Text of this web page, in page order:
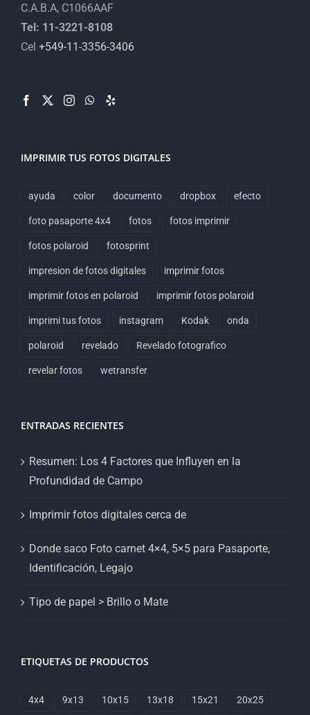
C.A.B.A, C1066AAF
Tel: 11-3221-8108
Cel +549-11-3356-3406
IMPRIMIR TUS FOTOS DIGITALES
ayuda color documento dropbox efecto
foto pasaporte 4x4 fotos fotos imprimir
fotos polaroid fotosprint
impresion de fotos digitales imprimir fotos
imprimir fotos en polaroid imprimir fotos polaroid
imprimi tus fotos instagram Kodak onda
polaroid revelado Revelado fotografico
revelar fotos wetransfer
ENTRADAS RECIENTES
Resumen: Los 4 Factores que Influyen en la
Profundidad de Campo
Imprimir fotos digitales cerca de
Donde saco Foto carnet 4×4, 5×5 para Pasaporte,
Identificación, Legajo
Tipo de papel > Brillo o Mate
ETIQUETAS DE PRODUCTOS
4x4 9x13 10x15 13x18 15x21 20x25